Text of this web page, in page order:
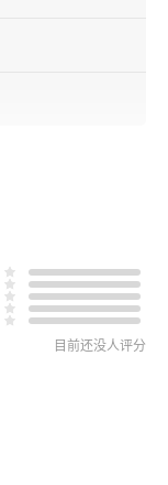
目前还没人评分